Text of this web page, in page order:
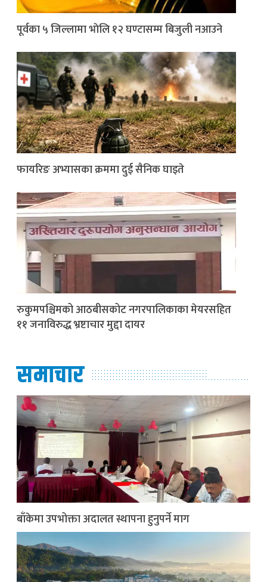
पूर्वका ५ जिल्लामा भाेलि १२ घण्टासम्म बिजुली नआउने
फायरिङ अभ्यासका क्रममा दुई सैनिक घाइते
रुकुमपश्चिमको आठबीसकोट नगरपालिकाका मेयरसहित
११ जनाविरुद्ध भ्रष्टाचार मुद्दा दायर
समाचार
बाँकेमा उपभोक्ता अदालत स्थापना हुनुपर्ने माग